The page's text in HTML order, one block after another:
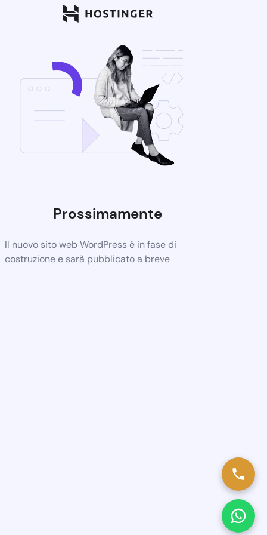
Prossimamente
Il nuovo sito web WordPress è in fase di
costruzione e sarà pubblicato a breve